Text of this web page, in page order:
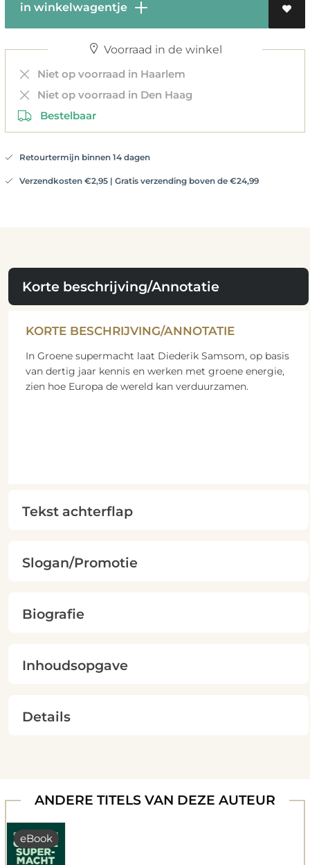
in winkelwagentje
Voorraad in de winkel
Niet op voorraad in Haarlem
Niet op voorraad in Den Haag
Bestelbaar
Retourtermijn binnen 14 dagen
Verzendkosten €2,95 | Gratis verzending boven de €24,99
Korte beschrijving/Annotatie
KORTE BESCHRIJVING/ANNOTATIE
In Groene supermacht laat Diederik Samsom, op basis
van dertig jaar kennis en werken met groene energie,
zien hoe Europa de wereld kan verduurzamen.
Tekst achterflap
Slogan/Promotie
Biografie
Inhoudsopgave
Details
ANDERE TITELS VAN DEZE AUTEUR
eBook